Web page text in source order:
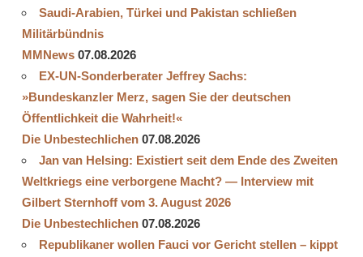
Saudi-Arabien, Türkei und Pakistan schließen
Militärbündnis
MMNews 07.08.2026
EX-UN-Sonderberater Jeffrey Sachs:
»Bundeskanzler Merz, sagen Sie der deutschen
Öffentlichkeit die Wahrheit!«
Die Unbestechlichen 07.08.2026
Jan van Helsing: Existiert seit dem Ende des Zweiten
Weltkriegs eine verborgene Macht? — Interview mit
Gilbert Sternhoff vom 3. August 2026
Die Unbestechlichen 07.08.2026
Republikaner wollen Fauci vor Gericht stellen – kippt